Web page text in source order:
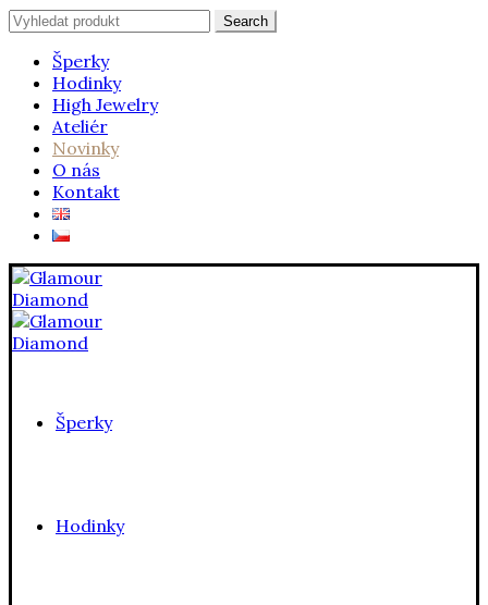
Search
Search
Šperky
Hodinky
High Jewelry
Ateliér
Novinky
O nás
Kontakt
Šperky
Hodinky